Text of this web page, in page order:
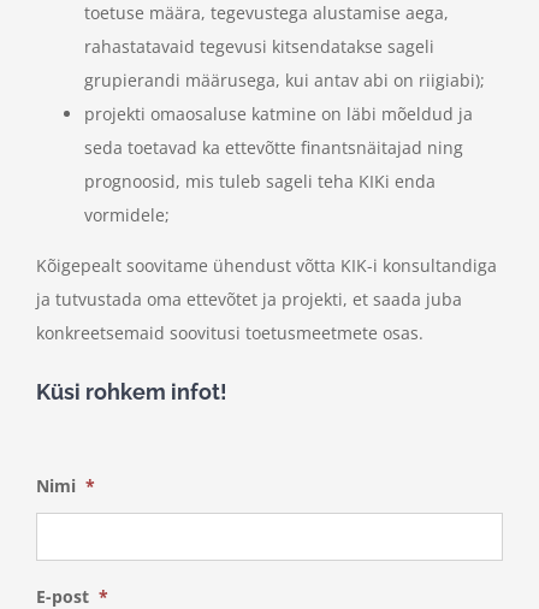
toetuse määra, tegevustega alustamise aega,
rahastatavaid tegevusi kitsendatakse sageli
grupierandi määrusega, kui antav abi on riigiabi);
projekti omaosaluse katmine on läbi mõeldud ja
seda toetavad ka ettevõtte finantsnäitajad ning
prognoosid, mis tuleb sageli teha KIKi enda
vormidele;
Kõigepealt soovitame ühendust võtta KIK-i konsultandiga
ja tutvustada oma ettevõtet ja projekti, et saada juba
konkreetsemaid soovitusi toetusmeetmete osas.
Küsi rohkem infot!
Nimi *
E-post *